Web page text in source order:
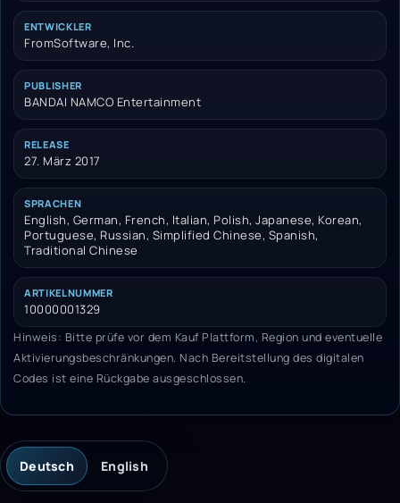
ENTWICKLER
FromSoftware, Inc.
PUBLISHER
BANDAI NAMCO Entertainment
RELEASE
27. März 2017
SPRACHEN
English, German, French, Italian, Polish, Japanese, Korean,
Portuguese, Russian, Simplified Chinese, Spanish,
Traditional Chinese
ARTIKELNUMMER
10000001329
Hinweis: Bitte prüfe vor dem Kauf Plattform, Region und eventuelle
Aktivierungsbeschränkungen. Nach Bereitstellung des digitalen
Codes ist eine Rückgabe ausgeschlossen.
Deutsch English